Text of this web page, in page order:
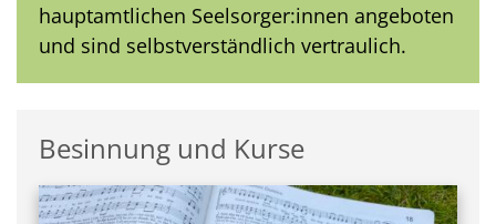
hauptamtlichen Seelsorger:innen angeboten
und sind selbstverständlich vertraulich.
Besinnung und Kurse